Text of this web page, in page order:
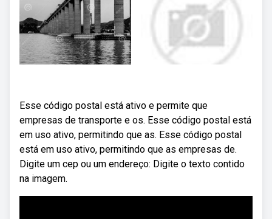
Esse código postal está ativo e permite que
empresas de transporte e os. Esse código postal está
em uso ativo, permitindo que as. Esse código postal
está em uso ativo, permitindo que as empresas de.
Digite um cep ou um endereço: Digite o texto contido
na imagem.